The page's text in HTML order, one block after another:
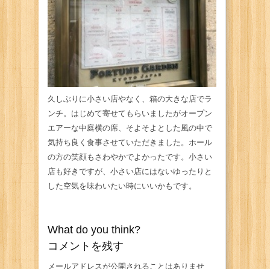
久しぶりに小さい店やなく、箱の大きな店でラ
ンチ。はじめて寄せてもらいましたがオープン
エアーな中庭横の席、そよそよとした風の中で
気持ち良く食事させていただきました。ホール
の方の笑顔もさわやかでよかったです。小さい
店も好きですが、小さい店にはないゆったりと
した空気を味わいたい時にいいかもです。
What do you think?
コメントを残す
メールアドレスが公開されることはありませ